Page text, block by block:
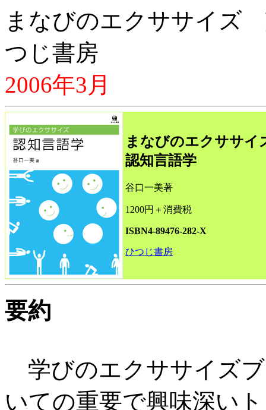
まなびのエクササイ
つじ書房
2006年3月
まなびのエクササイ
認知言語学
谷口一美著
1200円＋消費税
ISBN4-89476-282-X
ひつじ書房
要約
学びのエクササイズ
いての重要で興味深い